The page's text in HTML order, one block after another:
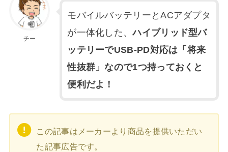
チー
モバイルバッテリーとACアダプタ
が一体化した、ハイブリッド型バ
ッテリーでUSB-PD対応は「将来
性抜群」なので1つ持っておくと
便利だよ！
この記事はメーカーより商品を提供いただい
た記事広告です。